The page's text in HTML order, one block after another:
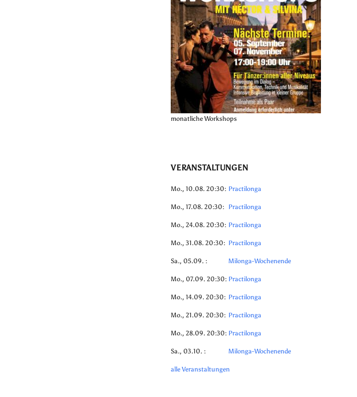
monatliche Workshops
VERANSTALTUNGEN
Mo., 10.08. 20:30: Practilonga
Mo., 17.08. 20:30: Practilonga
Mo., 24.08. 20:30: Practilonga
Mo., 31.08. 20:30: Practilonga
Sa., 05.09. : Milonga-Wochenende
Mo., 07.09. 20:30: Practilonga
Mo., 14.09. 20:30: Practilonga
Mo., 21.09. 20:30: Practilonga
Mo., 28.09. 20:30: Practilonga
Sa., 03.10. : Milonga-Wochenende
alle Veranstaltungen